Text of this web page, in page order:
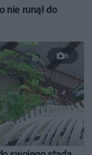
nie runął do
6